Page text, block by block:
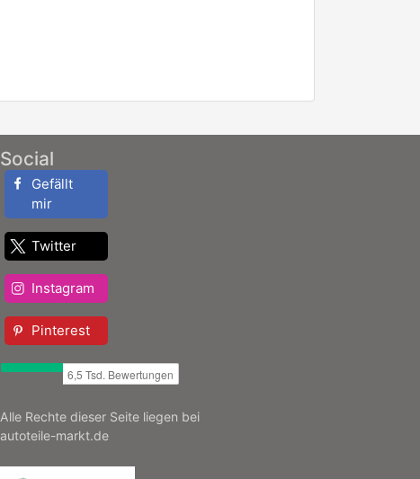
Social
Gefällt
mir
Twitter
Instagram
Pinterest
Alle Rechte dieser Seite liegen bei
autoteile-markt.de